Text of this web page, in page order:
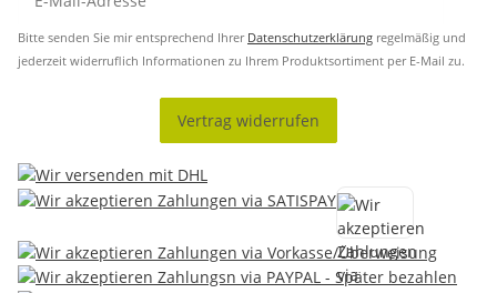
Bitte senden Sie mir entsprechend Ihrer Datenschutzerklärung regelmäßig und
jederzeit widerruflich Informationen zu Ihrem Produktsortiment per E-Mail zu.
Vertrag widerrufen